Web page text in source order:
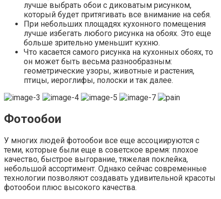
лучше выбрать обои с диковатым рисунком,
который будет притягивать все внимание на себя.
При небольших площадях кухонного помещения
лучше избегать любого рисунка на обоях. Это еще
больше зрительно уменьшит кухню.
Что касается самого рисунка на кухонных обоях, то
он может быть весьма разнообразным:
геометрические узоры, животные и растения,
птицы, иероглифы, полоски и так далее.
Фотообои
У многих людей фотообои все еще ассоциируются с
теми, которые были еще в советское время: плохое
качество, быстрое выгорание, тяжелая поклейка,
небольшой ассортимент. Однако сейчас современные
технологии позволяют создавать удивительной красоты
фотообои плюс высокого качества.